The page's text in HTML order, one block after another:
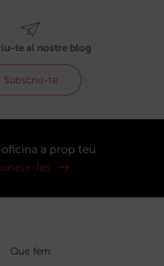
te al nostre blog
Subscriu-te
a prop teu
les
Que fem